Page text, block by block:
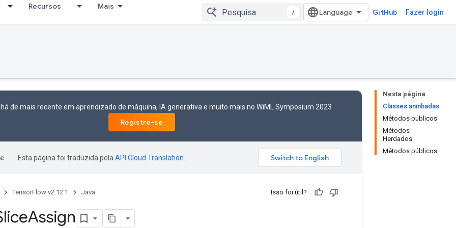
Recursos Mais
/ GitHub Fazer login
Nesta página
Classes aninhadas
Métodos públicos
Métodos
Herdados
Métodos públicos
de mais recente em aprendizado de máquina, IA generativa e muito mais no WiML Symposium 2023
Registre-se
Esta página foi traduzida pela API Cloud Translation
TensorFlow v2.12.1 Java Isso foi útil?
Assign